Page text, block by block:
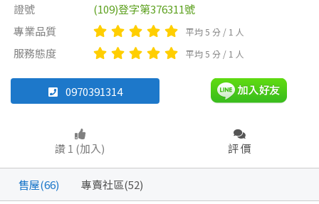
不拘 電梯大樓 套房
透天厝 華廈
不拘
20坪以下
不拘 整層住家 獨立套房
雅房 其他住宅 頂讓
車位
證號
(109)登字第376311號
專業品質
平均 5 分 / 1 人
服務態度 平均 5 分 / 1 人
0970391314
讚 1 (加入) 評 價
售屋(66) 專賣社區(52)